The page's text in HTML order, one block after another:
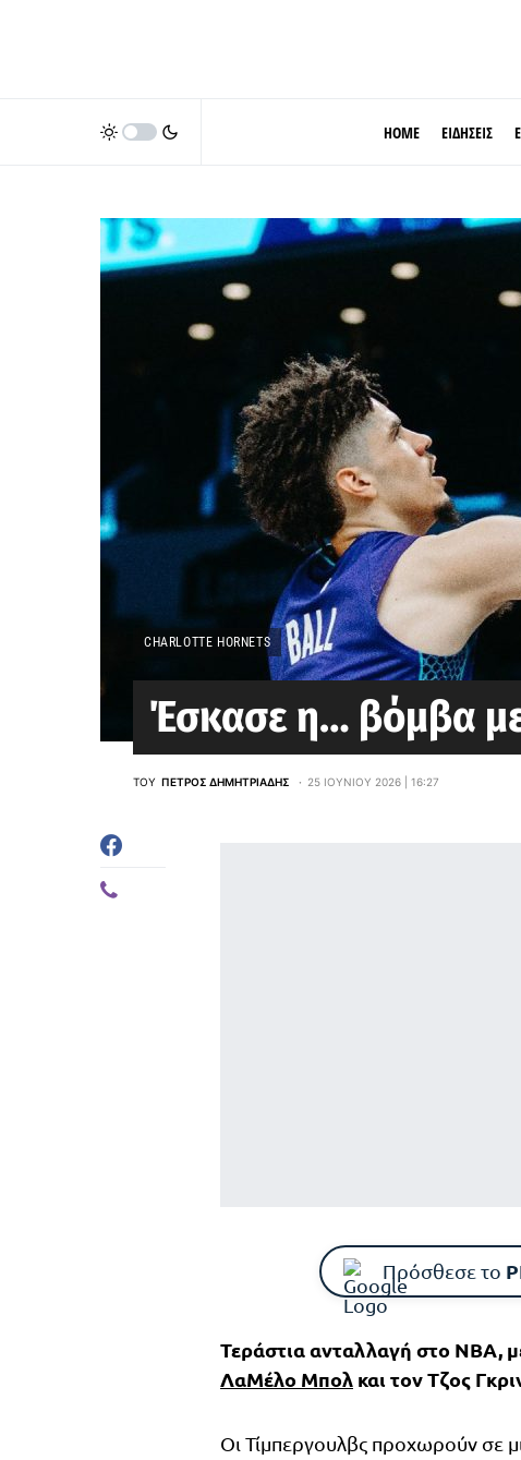
HOME ΕΙΔΗΣΕΙΣ
CHARLOTTE HORNETS
Έσκασε η… βόμβα
ΤΟΥ ΠΈΤΡΟΣ ΔΗΜΗΤΡΙΆΔΗΣ 25 ΙΟΥΝΊΟΥ 2026 | 16:27
Πρόσθεσε το
Τεράστια ανταλλαγή στο NBA,
ΛαΜέλο Μπολ και τον Τζος
Οι Τίμπεργουλβς προχωρούν σε